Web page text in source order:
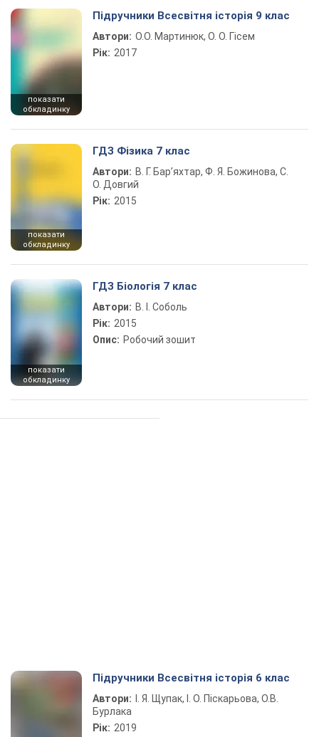
показати
обкладинку
Підручники Всесвітня історія 9 клас
Автори: О.О. Мартинюк, О. О. Гісем
Рік: 2017
показати
обкладинку
ГДЗ Фізика 7 клас
Автори: В. Г. Бар’яхтар, Ф. Я. Божинова, С.
О. Довгий
Рік: 2015
показати
обкладинку
ГДЗ Біологія 7 клас
Автори: В. І. Соболь
Рік: 2015
Опис: Робочий зошит
Підручники Всесвітня історія 6 клас
Автори:
І. Я. Щупак, І. О. Піскарьова, О.В.
Бурлака
Рік: 2019